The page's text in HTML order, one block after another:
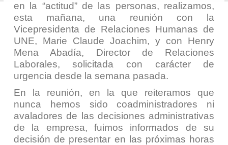
en la “actitud” de las personas, realizamos,
esta mañana, una reunión con la
Vicepresidenta de Relaciones Humanas de
UNE, Marie Claude Joachim, y con Henry
Mena Abadía, Director de Relaciones
Laborales, solicitada con carácter de
urgencia desde la semana pasada.
En la reunión, en la que reiteramos que
nunca hemos sido coadministradores ni
avaladores de las decisiones administrativas
de la empresa, fuimos informados de su
decisión de presentar en las próximas horas